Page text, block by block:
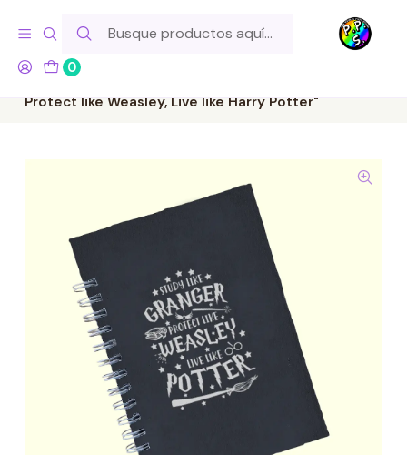
0
Hola! Si tu pedido incluye productos de fabricación propia,
ten en cuenta este tiempo para el despacho
Inicio Lo Hacemos Nosotros
Protect like Weasley, Live like Harry Potter"